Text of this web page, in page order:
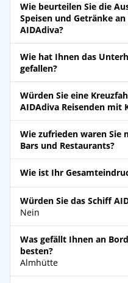
Wie beurteilen Sie die
Speisen und Getränke
AIDAdiva?
Wie hat Ihnen das
gefallen?
Würden Sie eine
AIDAdiva Reisenden mit
Wie zufrieden waren Sie
Bars und Restaurants?
Wie ist Ihr
Würden Sie das Schiff
Nein
Was gefällt Ihnen an
besten?
Almhütte